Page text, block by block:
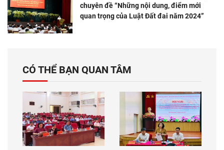
chuyên đề “Những nội dung, điểm mới
quan trọng của Luật Đất đai năm 2024”
CÓ THỂ BẠN QUAN TÂM